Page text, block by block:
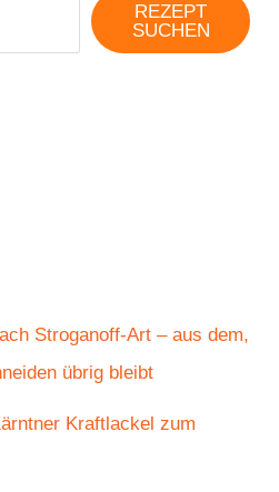
REZEPT
SUCHEN
Stroganoff-Art – aus dem,
übrig bleibt
Kraftlackel zum